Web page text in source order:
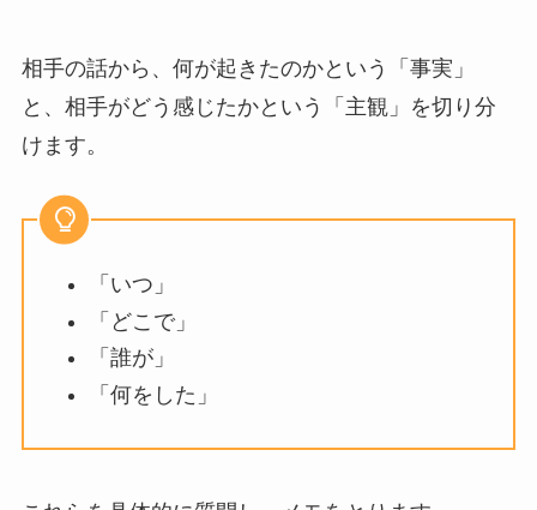
相手の話から、何が起きたのかという「事実」
と、相手がどう感じたかという「主観」を切り分
けます。
「いつ」
「どこで」
「誰が」
「何をした」